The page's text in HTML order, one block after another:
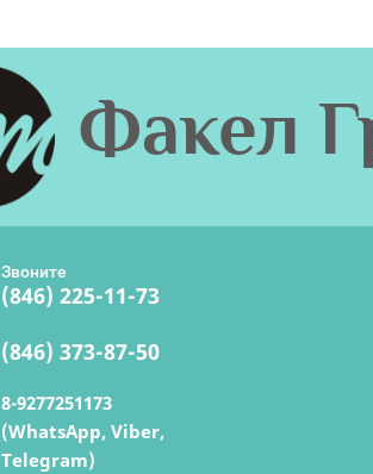
Факел
Звоните
(846) 225-11-73
(846) 373-87-50
8-9277251173
(WhatsApp, Viber,
Telegram)